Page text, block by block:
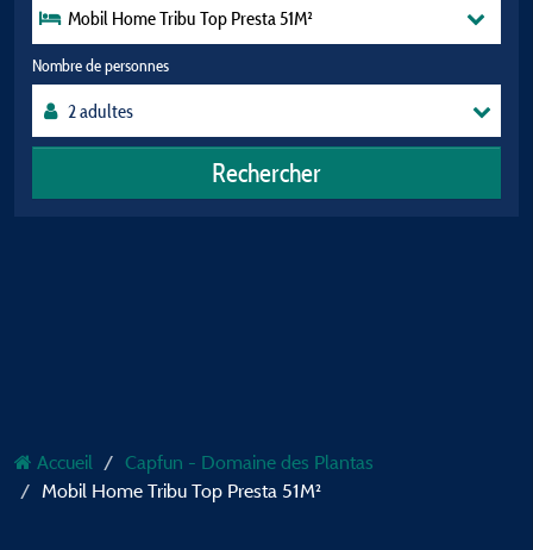
Mobil Home Tribu Top Presta 51M²
Nombre de personnes
Rechercher
Accueil
Capfun - Domaine des Plantas
Mobil Home Tribu Top Presta 51M²